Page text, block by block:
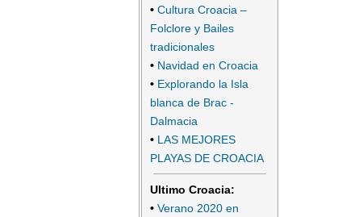
• Cultura Croacia –
Folclore y Bailes
tradicionales
• Navidad en Croacia
• Explorando la Isla
blanca de Brac -
Dalmacia
• LAS MEJORES
PLAYAS DE CROACIA
Ultimo Croacia:
• Verano 2020 en